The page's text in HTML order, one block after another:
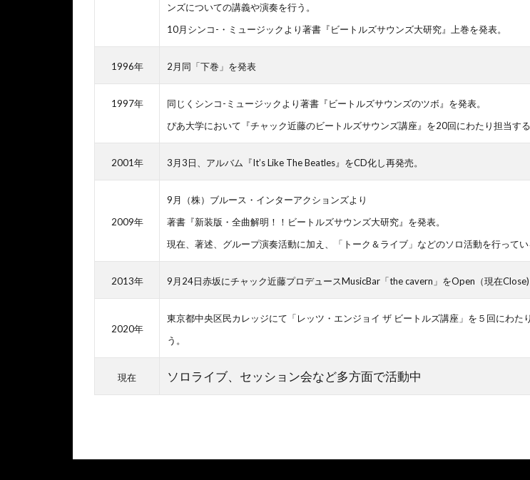
ンズについての講義や演奏を行う。
10月シンコ-・ミュージックより著書『ビートルズサウンズ大研究』上巻を発表。
1996年 2月同「下巻」を発表
1997年
同じくシンコ-ミュージックより著書『ビートルズサウンズのツボ』を発表。
ぴあ大学において『チャック近藤のビートルズサウンズ講座』を20回にわたり担当する
2001年 3月3日、アルバム『It’s Like The Beatles』をCD化し再発売。
2009年
9月（株）ブルース・インターアクションズより
著書『新装版・全曲解明！！ビートルズサウンズ大研究』を発表。
現在、著述、グループ演奏活動に加え、「トーク＆ライブ」などのソロ活動を行ってい
2013年 9月24日赤坂にチャック近藤プロデュースMusicBar「the cavern」をOpen（現在Close)
2020年
東京都中央区民カレッジにて「レッツ・エンジョイ ザ ビートルズ講座」を５回にわた
う。
現在 ソロライブ、セッション会など多方面で活動中